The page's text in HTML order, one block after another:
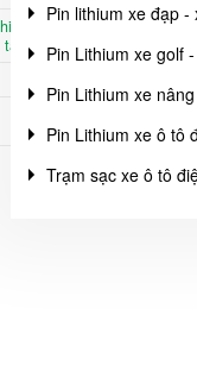
pin lithium xách
tay di động
Pin lithium xe đạp -
Pin Lithium xe golf
Pin Lithium xe
Pin Lithium xe ô tô
Trạm sạc xe ô tô